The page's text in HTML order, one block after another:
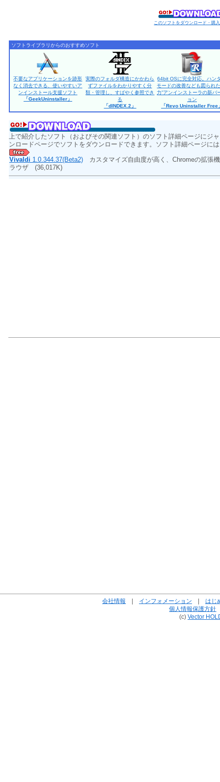
このソフトをダウンロード・購
ソフトライブラリからのおすすめソフト
不要なアプリケーションを跡形
なく消去できる、使いやすいア
ンインストール支援ソフト
「GeekUninstaller」
実際のフォルダ構造にかかわら
ずファイルをわかりやすく分
類・管理し、すばやく参照でき
る
「dINDEX.2」
64bit OSに完全対応。ハン
モードの改善なども図られ
力”アンインストーラの新バ
ョン
「Revo Uninstaller Free
上で紹介したソフト（およびその関連ソフト）のソフト詳細ページにジ
ンロードページでソフトをダウンロードできます。ソフト詳細ページに
Vivaldi 1.0.344.37(Beta2) カスタマイズ自由度が高く、Chromeの拡張
ラウザ (36,017K)
会社情報 インフォメーション
はじ
個人情報保護方針
(c) Vector